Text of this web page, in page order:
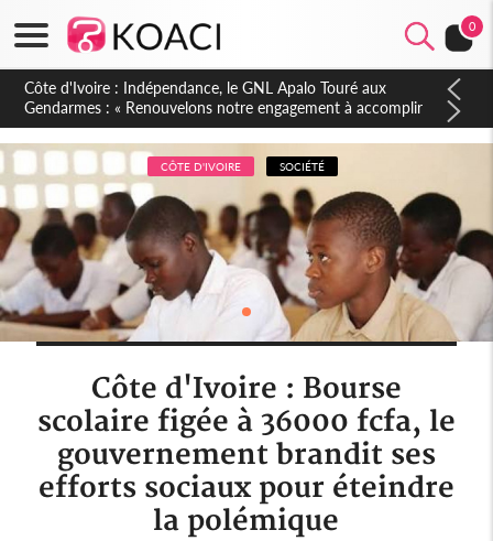
0
Sierra Leone : Un projet de réforme constitutionnelle en
gestation, points clés des amendements, un exclu d'avance
CÔTE D'IVOIRE SOCIÉTÉ
Côte d'Ivoire : Bourse
scolaire figée à 36000 fcfa, le
gouvernement brandit ses
efforts sociaux pour éteindre
la polémique